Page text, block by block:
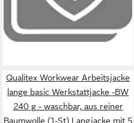
Qualitex Workwear Arbeitsjacke
lange basic Werkstattjacke -BW
240 g - waschbar, aus reiner
Baumwolle (1-St) Langjacke mit 5